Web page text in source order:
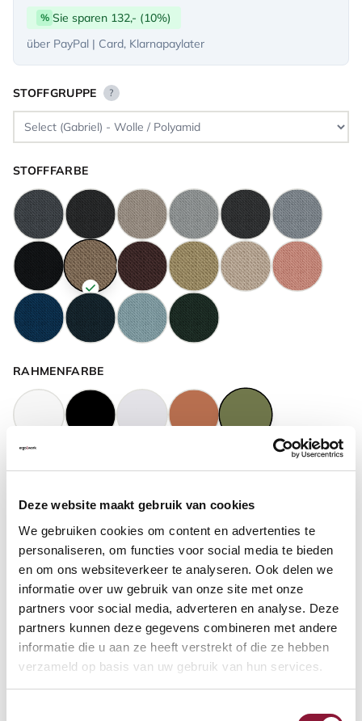
Deze website maakt gebruik van cookies
We gebruiken cookies om content en advertenties te
personaliseren, om functies voor social media te bieden
en om ons websiteverkeer te analyseren. Ook delen we
informatie over uw gebruik van onze site met onze
partners voor social media, adverteren en analyse. Deze
partners kunnen deze gegevens combineren met andere
informatie die u aan ze heeft verstrekt of die ze hebben
verzameld op basis van uw gebruik van hun services.
% Sie sparen 132,- (10%)
über PayPal | Card, Klarnapaylater
STOFFGRUPPE ?
STOFFFARBE
RAHMENFARBE
GASFEDERHÖHE
BODENKONTAKT
FUSSRING ?